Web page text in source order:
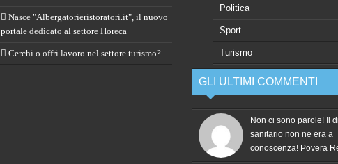
Nasce "Albergatorieristoratori.it", il nuovo
portale dedicato al settore Horeca
Cerchi o offri lavoro nel settore turismo?
Politica
Sport
Turismo
GLI ULTIMI COMMENTI
Non ci sono parole! Il
sanitario non ne era a
conoscenza! Povera